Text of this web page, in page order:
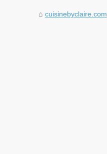
cuisinebyclaire.com